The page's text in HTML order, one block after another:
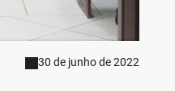
30 de junho de 2022